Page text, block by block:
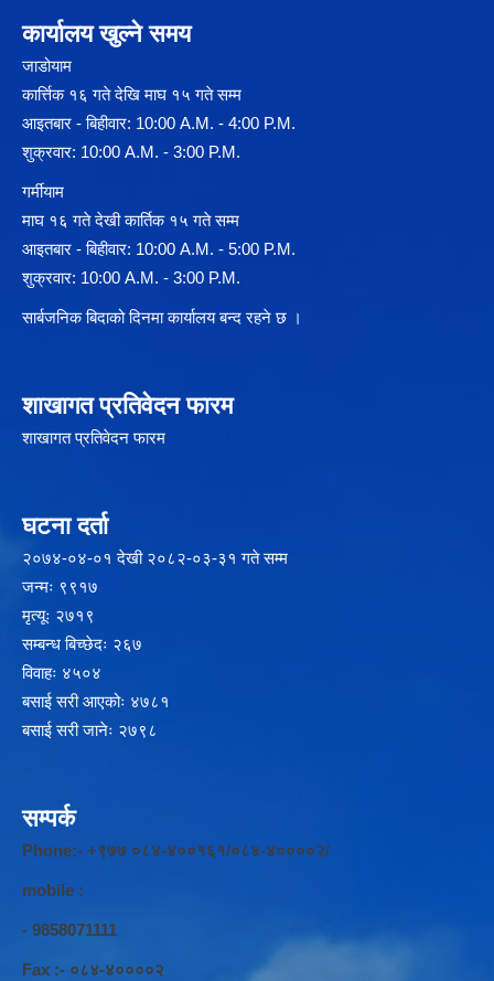
कार्यालय खुल्ने समय
जाडोयाम
कार्त्तिक १६ गते देखि माघ १५ गते सम्म
आइतबार - बिहीवार: 10:00 A.M. - 4:00 P.M.
शुक्रवार: 10:00 A.M. - 3:00 P.M.
गर्मीयाम
माघ १६ गते देखी कार्तिक १५ गते सम्म
आइतबार - बिहीवार: 10:00 A.M. - 5:00 P.M.
शुक्रवार: 10:00 A.M. - 3:00 P.M.
सार्बजनिक बिदाको दिनमा कार्यालय बन्द रहने छ ।
शाखागत प्रतिवेदन फारम
शाखागत प्रतिवेदन फारम
घटना दर्ता
२‍०७४-०४-०१ देखी २०८२-०३-३१ गते सम्म
जन्मः ९९१७
मृत्यूः २७१९
सम्बन्ध बिच्छेदः २६७
विवाहः ४५०४
बसाई सरी आएकोः ४७८१
बसाई सरी जानेः २७९८
सम्पर्क
Phone:- +९७७ ०८४-४००१६१/०८४-४००००२/
mobile :
- 9858071111
Fax :- ०८४-४००००२